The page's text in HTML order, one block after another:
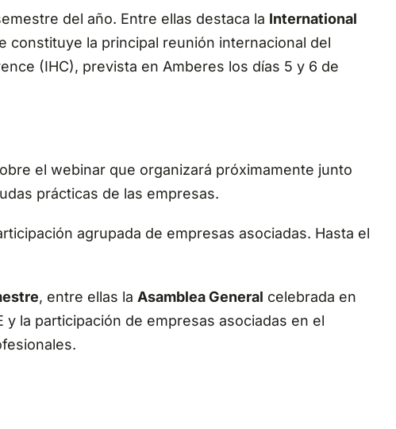
del año. Entre ellas destaca la International
constituye la principal reunión internacional del
(IHC), prevista en Amberes los días 5 y 6 de
el webinar que organizará próximamente junto
prácticas de las empresas.
agrupada de empresas asociadas. Hasta el
, entre ellas la Asamblea General celebrada en
la participación de empresas asociadas en el